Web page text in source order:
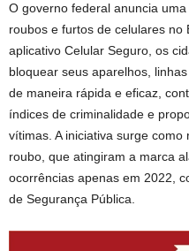
O governo federal anuncia
roubos e furtos de celulares no
aplicativo Celular Seguro, os
bloquear seus aparelhos,
de maneira rápida e eficaz,
índices de criminalidade e
vítimas. A iniciativa surge
roubo, que atingiram a marca
ocorrências apenas em 2022,
de Segurança Pública.